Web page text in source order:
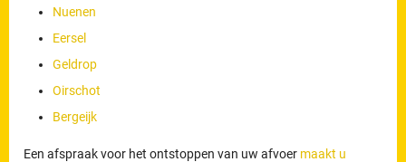
Nuenen
Eersel
Geldrop
Oirschot
Bergeijk
Een afspraak voor het ontstoppen van uw afvoer maakt u